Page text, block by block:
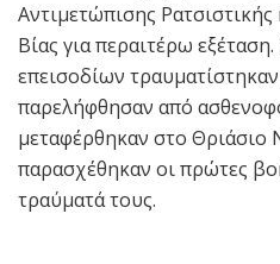
Αντιμετώπισης Ρατσιστικής
Βίας για περαιτέρω
επεισοδίων
παρελήφθησαν από
μεταφέρθηκαν στο
παρασχέθηκαν οι πρώτες
τραύματά τους.